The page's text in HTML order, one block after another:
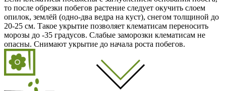
то после обрезки побегов растение следует окучить слоем
опилок, землёй (одно-два ведра на куст), снегом толщиной до
20-25 см. Такое укрытие позволяет клематисам переносить
морозы до -35 градусов. Слабые заморозки клематисам не
опасны. Снимают укрытие до начала роста побегов.